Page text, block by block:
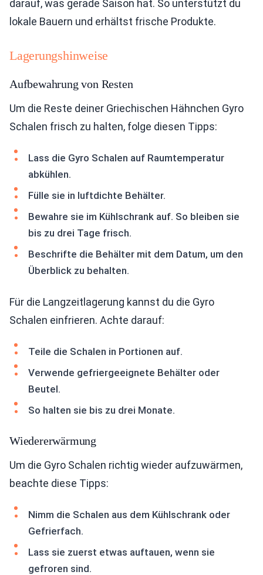
darauf, was gerade Saison hat. So unterstützt du
lokale Bauern und erhältst frische Produkte.
Lagerungshinweise
Aufbewahrung von Resten
Um die Reste deiner Griechischen Hähnchen Gyro
Schalen frisch zu halten, folge diesen Tipps:
Lass die Gyro Schalen auf Raumtemperatur
abkühlen.
Fülle sie in luftdichte Behälter.
Bewahre sie im Kühlschrank auf. So bleiben sie
bis zu drei Tage frisch.
Beschrifte die Behälter mit dem Datum, um den
Überblick zu behalten.
Für die Langzeitlagerung kannst du die Gyro
Schalen einfrieren. Achte darauf:
Teile die Schalen in Portionen auf.
Verwende gefriergeeignete Behälter oder
Beutel.
So halten sie bis zu drei Monate.
Wiedererwärmung
Um die Gyro Schalen richtig wieder aufzuwärmen,
beachte diese Tipps:
Nimm die Schalen aus dem Kühlschrank oder
Gefrierfach.
Lass sie zuerst etwas auftauen, wenn sie
gefroren sind.